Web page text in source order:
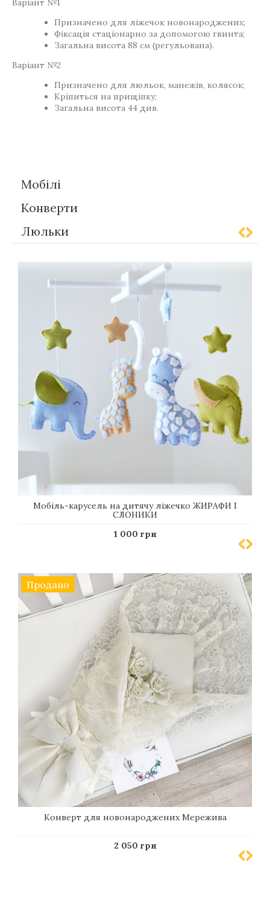
Варіант №1
Призначено для ліжечок новонароджених;
Фіксація стаціонарно за допомогою гвинта;
Загальна висота 88 см (регульована).
Варіант №2
Призначено для люльок, манежів, колясок;
Кріпиться на прищіпку;
Загальна висота 44 див.
Мобілі
Конверти
Люльки
Мобіль-карусель на дитячу ліжечко ЖИРАФИ І
СЛОНИКИ
1 000 грн
Продано
Конверт для новонароджених Мережива
2 050 грн